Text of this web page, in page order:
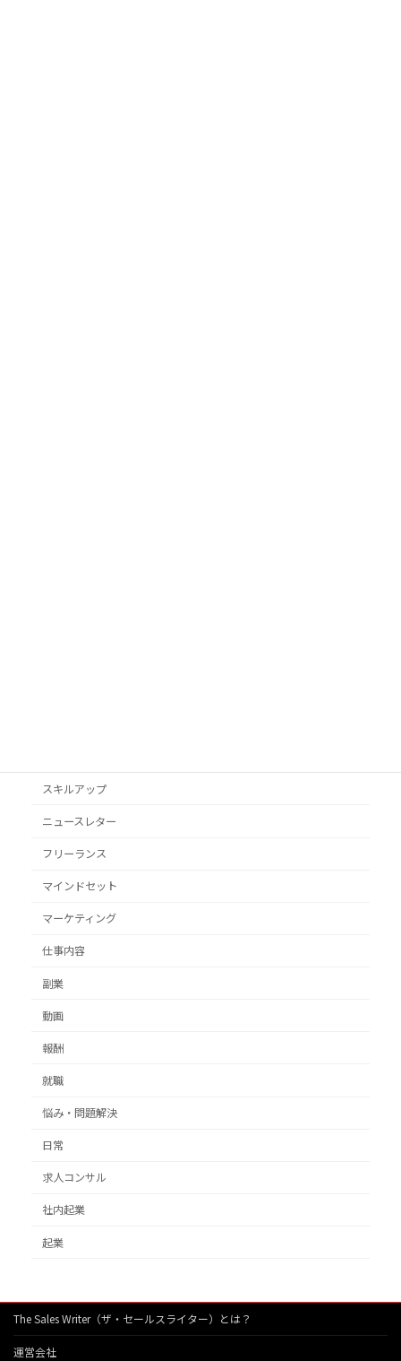
スキルアップ
ニュースレター
フリーランス
マインドセット
マーケティング
仕事内容
副業
動画
報酬
就職
悩み・問題解決
日常
求人コンサル
社内起業
起業
The Sales Writer（ザ・セールスライター）とは？
運営会社